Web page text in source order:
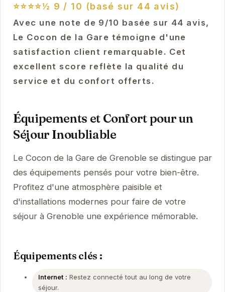
⭐⭐⭐⭐½ 9 / 10 (basé sur 44 avis)
Avec une note de 9/10 basée sur 44 avis,
Le Cocon de la Gare témoigne d'une
satisfaction client remarquable. Cet
excellent score reflète la qualité du
service et du confort offerts.
Équipements et Confort pour un
Séjour Inoubliable
Le Cocon de la Gare de Grenoble se distingue par
des équipements pensés pour votre bien-être.
Profitez d'une atmosphère paisible et
d'installations modernes pour faire de votre
séjour à Grenoble une expérience mémorable.
Équipements clés :
Internet : Restez connecté tout au long de votre
séjour.